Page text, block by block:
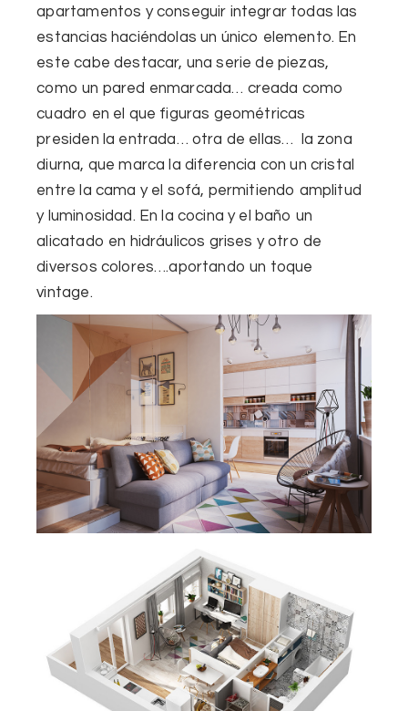
apartamentos yconseguir integrar todas las
estancias haciéndolas un único elemento. En
estecabe destacar, una serie de piezas,
comoun pared enmarcada… creada como
cuadro en el que figuras geométricas
presiden la entrada… otra de ellas… l a zona
diurna, que marca la diferencia con un cristal
entre la cama y el sofá, permitiendo amplitud
yluminosidad. En la cocina y el baño un
alicatado en hidráulicos grises y otro de
diversos colores….aportando un toque
vintage.